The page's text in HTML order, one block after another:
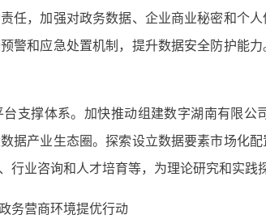
任，加强对政务数据、企业商业秘密和个
警和应急处置机制，提升数据安全防护能
台支撑体系。加快推动组建数字湖南有限
据产业生态圈。探索设立数据要素市场化
业咨询和人才培育等，为理论研究和实践
务营商环境提优行动